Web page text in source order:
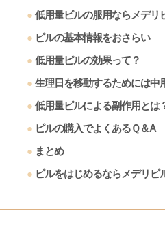
低用量ピルの服用ならメデリ
ピルの基本情報をおさらい
低用量ピルの効果って？
生理日を移動するためには中
低用量ピルによる副作用とは
ピルの購入でよくあるＱ＆A
まとめ
ピルをはじめるならメデリピ